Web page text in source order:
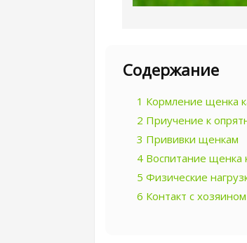
Содержание
1 Кормление щенка
2 Приучение к
3 Прививки щенкам
4 Воспитание щенка
5 Физические
6 Контакт с хозяином